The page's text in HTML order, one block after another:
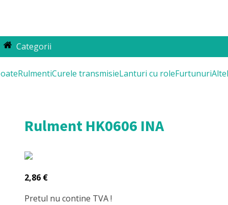
Categorii
RulmentiCurele transmisieLanturi cu roleFurtunuri
Rulment HK0606 INA
2,86 €
Pretul nu contine TVA !